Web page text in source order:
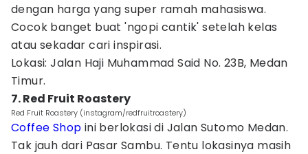
dengan harga yang super ramah mahasiswa.
Cocok banget buat 'ngopi cantik' setelah kelas
atau sekadar cari inspirasi.
Lokasi: Jalan Haji Muhammad Said No. 23B, Medan
Timur.
7. Red Fruit Roastery
Red Fruit Roastery (instagram/redfruitroastery)
Coffee Shop ini berlokasi di Jalan Sutomo Medan.
Tak jauh dari Pasar Sambu. Tentu lokasinya masih